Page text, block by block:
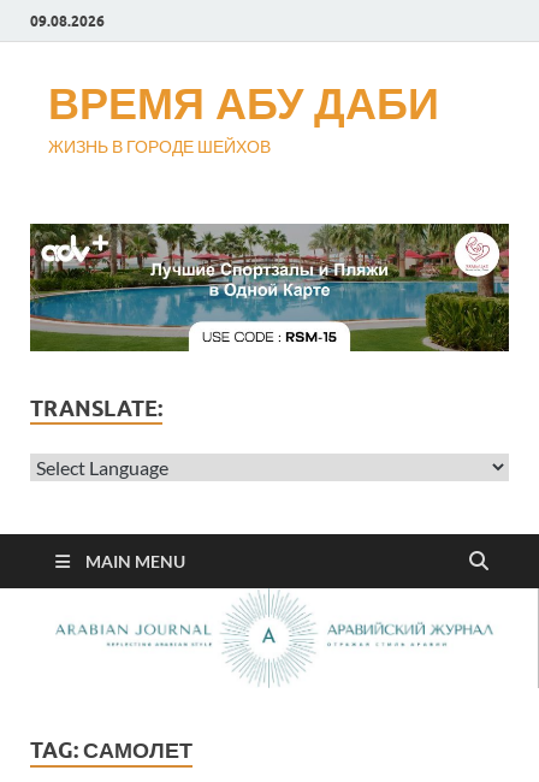
09.08.2026
ВРЕМЯ АБУ ДАБИ
ЖИЗНЬ В ГОРОДЕ ШЕЙХОВ
TRANSLATE:
MAIN MENU
TAG:САМОЛЕТ